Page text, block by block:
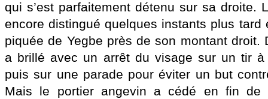
qui s’est parfaitement détenu sur sa droite.
encore distingué quelques instants plus tard
piquée de Yegbe près de son montant droit.
a brillé avec un arrêt du visage sur un tir
puis sur une parade pour éviter un but
Mais le portier angevin a cédé en fin de